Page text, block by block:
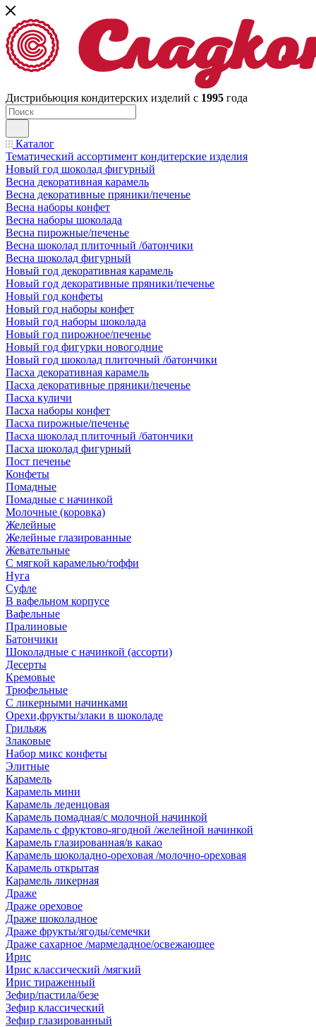
Дистрибьюция кондитерских изделий с 1995 года
Каталог
Тематический ассортимент кондитерские изделия
Новый год шоколад фигурный
Весна декоративная карамель
Весна декоративные пряники/печенье
Весна наборы конфет
Весна наборы шоколада
Весна пирожные/печенье
Весна шоколад плиточный /батончики
Весна шоколад фигурный
Новый год декоративная карамель
Новый год декоративные пряники/печенье
Новый год конфеты
Новый год наборы конфет
Новый год наборы шоколада
Новый год пирожное/печенье
Новый год фигурки новогодние
Новый год шоколад плиточный /батончики
Пасха декоративная карамель
Пасха декоративные пряники/печенье
Пасха куличи
Пасха наборы конфет
Пасха пирожные/печенье
Пасха шоколад плиточный /батончики
Пасха шоколад фигурный
Пост печенье
Конфеты
Помадные
Помадные с начинкой
Молочные (коровка)
Желейные
Желейные глазированные
Жевательные
С мягкой карамелью/тоффи
Нуга
Суфле
В вафельном корпусе
Вафельные
Пралиновые
Батончики
Шоколадные с начинкой (ассорти)
Десерты
Кремовые
Трюфельные
С ликерными начинками
Орехи,фрукты/злаки в шоколаде
Грильяж
Злаковые
Набор микс конфеты
Элитные
Карамель
Карамель мини
Карамель леденцовая
Карамель помадная/с молочной начинкой
Карамель с фруктово-ягодной /желейной начинкой
Карамель глазированная/в какао
Карамель шоколадно-ореховая /молочно-ореховая
Карамель открытая
Карамель ликерная
Драже
Драже ореховое
Драже шоколадное
Драже фрукты/ягоды/семечки
Драже сахарное /мармеладное/освежающее
Ирис
Ирис классический /мягкий
Ирис тираженный
Зефир/пастила/безе
Зефир классический
Зефир глазированный